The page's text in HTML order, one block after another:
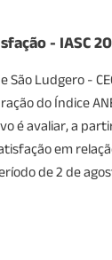
- IASC
Ludgero -
do Índice
é avaliar, a
em
de 2 de